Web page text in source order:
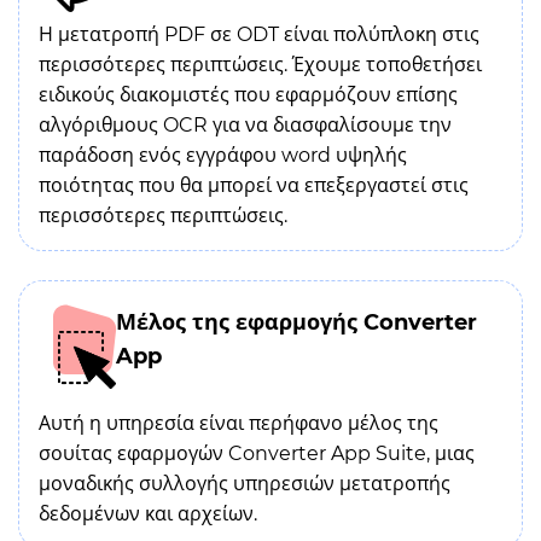
Η μετατροπή PDF σε ODT είναι πολύπλοκη στις
περισσότερες περιπτώσεις. Έχουμε τοποθετήσει
ειδικούς διακομιστές που εφαρμόζουν επίσης
αλγόριθμους OCR για να διασφαλίσουμε την
παράδοση ενός εγγράφου word υψηλής
ποιότητας που θα μπορεί να επεξεργαστεί στις
περισσότερες περιπτώσεις.
Μέλος της εφαρμογής Converter
App
Αυτή η υπηρεσία είναι περήφανο μέλος της
σουίτας εφαρμογών Converter App Suite, μιας
μοναδικής συλλογής υπηρεσιών μετατροπής
δεδομένων και αρχείων.